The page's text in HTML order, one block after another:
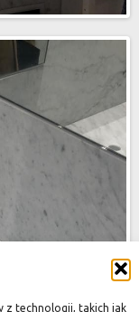
z technologii, takich jak